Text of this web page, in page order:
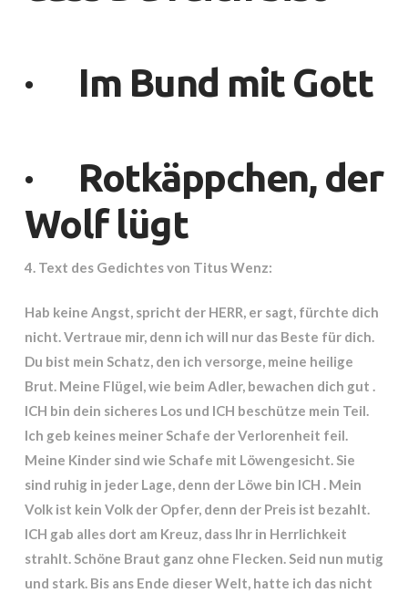
· Im Bund mit Gott
· Rotkäppchen,der
Wolf lügt
4. Text des Gedichtes von Titus Wenz:
Hab keine Angst, spricht der HERR, er sagt, fürchte dich
nicht. Vertraue mir, denn ich will nur das Beste für dich.
Du bist mein Schatz, den ich versorge, meine heilige
Brut. Meine Flügel, wie beim Adler, bewachen dich gut .
ICH bin dein sicheres Los und ICH beschütze mein Teil.
Ich geb keines meiner Schafe der Verlorenheit feil.
Meine Kinder sind wie Schafe mit Löwengesicht. Sie
sind ruhig in jeder Lage, denn der Löwe bin ICH . Mein
Volk ist kein Volk der Opfer, denn der Preis ist bezahlt.
ICH gab alles dort am Kreuz, dass Ihr in Herrlichkeit
strahlt. Schöne Braut ganz ohne Flecken. Seid nun mutig
und stark. Bis ans Ende dieser Welt, hatte ich das nicht